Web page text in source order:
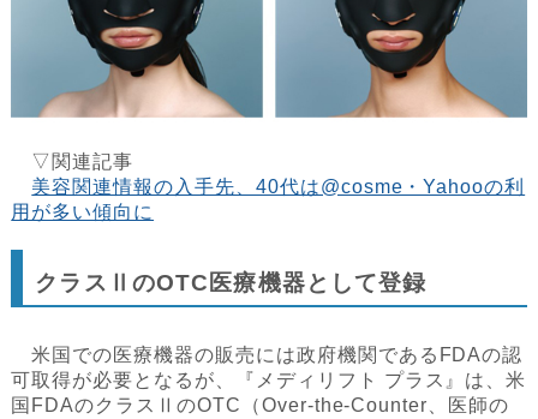
▽関連記事
美容関連情報の入手先、40代は@cosme・Yahooの利
用が多い傾向に
クラスⅡのOTC医療機器として登録
米国での医療機器の販売には政府機関であるFDAの認
可取得が必要となるが、『メディリフト プラス』は、米
国FDAのクラスⅡのOTC（Over-the-Counter、医師の